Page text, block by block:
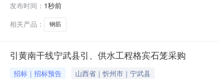
标人指定地点）。立项时间：2026-08-07招标内容与范
式:招标人名
发布时间： 1秒前
相关产品：
钢筋
引黄南干线宁武县引、供水工程格宾石笼采购
招标｜招标预告
山西省｜忻州市｜宁武县